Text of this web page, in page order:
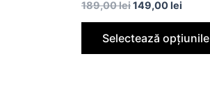
189,00lei149,00lei
Selectează opțiunile